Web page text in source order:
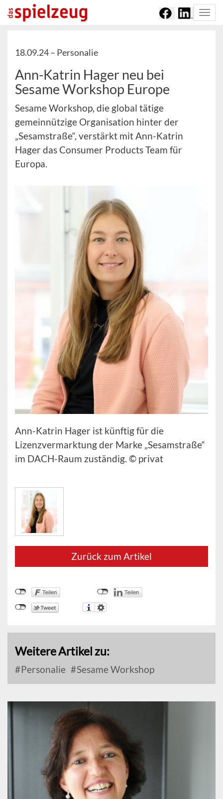
18.09.24 – Personalie
Ann-Katrin Hager neu bei
Sesame Workshop Europe
Sesame Workshop, die global tätige
gemeinnützige Organisation hinter der
„Sesamstraße“, verstärkt mit Ann-Katrin
Hager das Consumer Products Team für
Europa.
Ann-Katrin Hager ist künftig für die
Lizenzvermarktung der Marke „Sesamstraße“
im DACH-Raum zuständig. © privat
Zurück zum Artikel
Weitere Artikel zu:
Personalie Sesame Workshop